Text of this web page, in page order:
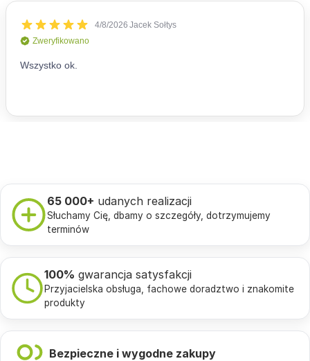
65 000+ udanych realizacji
Słuchamy Cię, dbamy o szczegóły, dotrzymujemy
terminów
100% gwarancja satysfakcji
Przyjacielska obsługa, fachowe doradztwo i znakomite
produkty
Bezpieczne i wygodne zakupy